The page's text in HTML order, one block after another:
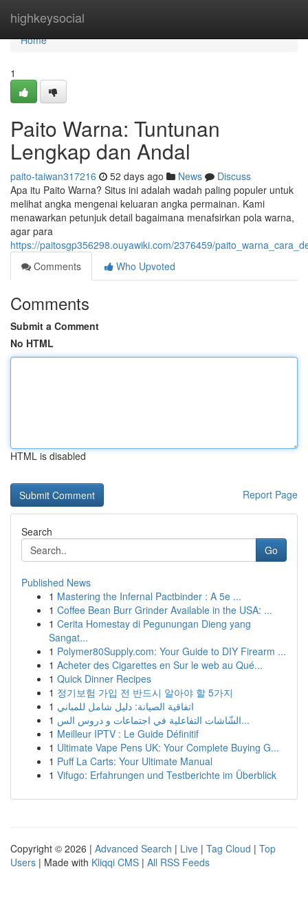
highkeysocial
Home
Home
1
Paito Warna: Tuntunan
Lengkap dan Andal
paito-taiwan317216 52 days ago News
Discuss
Apa itu Paito Warna? Situs ini adalah wadah paling populer untuk
melihat angka mengenai keluaran angka permainan. Kami
menawarkan petunjuk detail bagaimana menafsirkan pola warna,
agar para
https://paitosgp356298.ouyawiki.com/2376459/
Comments
Who Upvoted
Comments
Submit a Comment
No HTML
HTML is disabled
Report Page
Search
Go
Published News
1 Mastering the Infernal Pactbinder : A 5e ...
1 Coffee Bean Burr Grinder Available in the USA: ...
1 Cerita Homestay di Pegunungan Dieng yang
Sangat...
1 Polymer80Supply.com: Your Guide to DIY Firearm ...
1 Acheter des Cigarettes en Sur le web au Qué...
1 Quick Dinner Recipes
1 정기보험 가입 전 반드시 알아야 할 5가지
1 اتفاقية الصيانة: دليل شامل للمباني
1
الشّاشات التفاعلية في اجتماعات و دروس الس...
1 Meilleur IPTV : Le Guide Définitif
1 Ultimate Vape Pens UK: Your Complete Buying G...
1 Puff La Carts: Your Ultimate Manual
1 Vifugo: Erfahrungen und Testberichte im Überblick
Copyright © 2026 | Advanced Search | Live | Tag Cloud | Top
Users | Made with Kliqqi CMS | All RSS Feeds